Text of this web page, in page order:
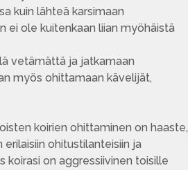
kuin lähteä karsimaan
ei ole kuitenkaan liian myöhäistä
vetämättä ja jatkamaan
myös ohittamaan kävelijät,
koirien ohittaminen on haaste,
ohitustilanteisiin ja
koirasi on aggressiivinen toisille